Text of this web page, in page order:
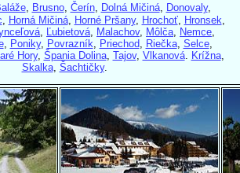
, Brusno, Čerín, Dolná Mičiná, Donovaly,
Horná Mičiná, Horné Pršany, Hrochoť, Hronsek
Ľubietová Malachov, Môlča Nemce
, Poniky, Povrazník Priechod, Riečka, Selce,
Hory, Špania Dolina, Tajov, Vlkanová. Krížna,
Skalka, Šachtičky.